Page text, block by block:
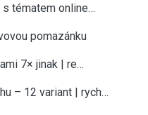
tématem online…
pomazánku
7× jinak | re…
– 12 variant | rych…